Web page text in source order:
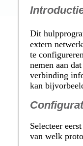
Dit
extern
te
nemen aan
verbinding
kan
Selecteer
van welk